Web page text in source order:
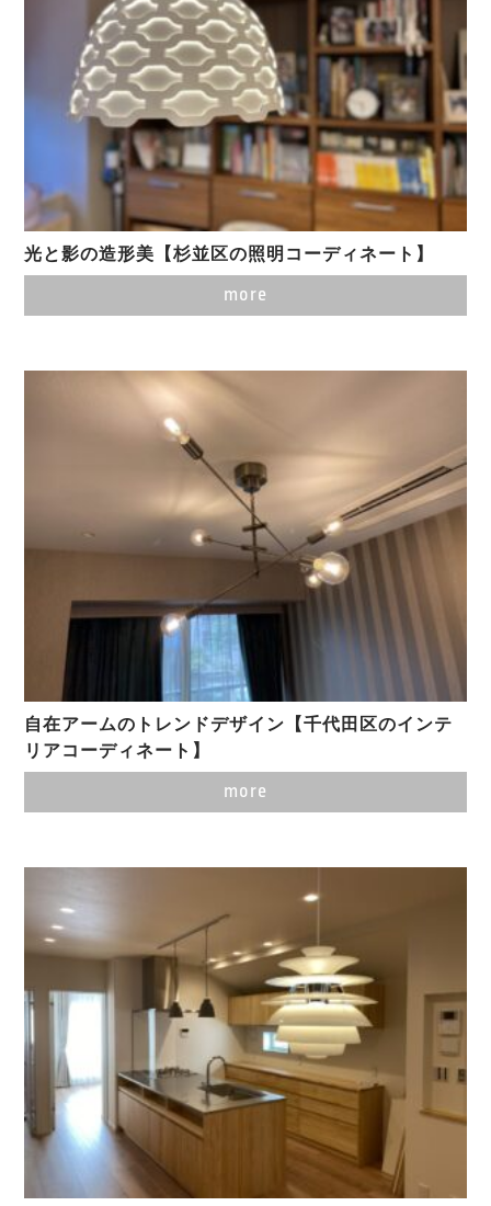
光と影の造形美【杉並区の照明コーディネート】
more
自在アームのトレンドデザイン【千代田区のインテ
リアコーディネート】
more